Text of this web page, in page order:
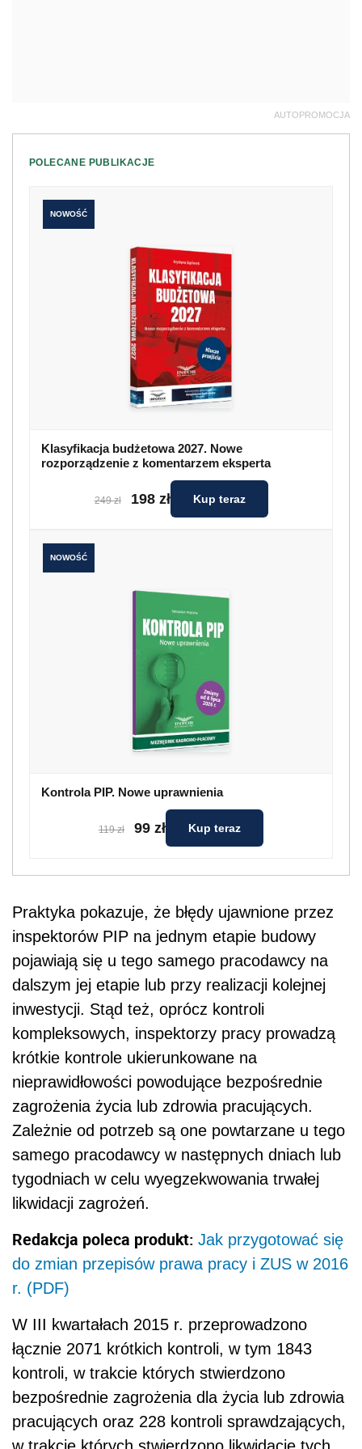
AUTOPROMOCJA
POLECANE PUBLIKACJE
NOWOŚĆ
Klasyfikacja budżetowa 2027. Nowe
rozporządzenie z komentarzem eksperta
249 zł 198 zł Kup teraz
NOWOŚĆ
Kontrola PIP. Nowe uprawnienia
119 zł 99 zł Kup teraz
Praktyka pokazuje, że błędy ujawnione przez
inspektorów PIP na jednym etapie budowy
pojawiają się u tego samego pracodawcy na
dalszym jej etapie lub przy realizacji kolejnej
inwestycji. Stąd też, oprócz kontroli
kompleksowych, inspektorzy pracy prowadzą
krótkie kontrole ukierunkowane na
nieprawidłowości powodujące bezpośrednie
zagrożenia życia lub zdrowia pracujących.
Zależnie od potrzeb są one powtarzane u tego
samego pracodawcy w następnych dniach lub
tygodniach w celu wyegzekwowania trwałej
likwidacji zagrożeń.
Redakcja poleca produkt: Jak przygotować się
do zmian przepisów prawa pracy i ZUS w 2016
r. (PDF)
W III kwartałach 2015 r. przeprowadzono
łącznie 2071 krótkich kontroli, w tym 1843
kontroli, w trakcie których stwierdzono
bezpośrednie zagrożenia dla życia lub zdrowia
pracujących oraz 228 kontroli sprawdzających,